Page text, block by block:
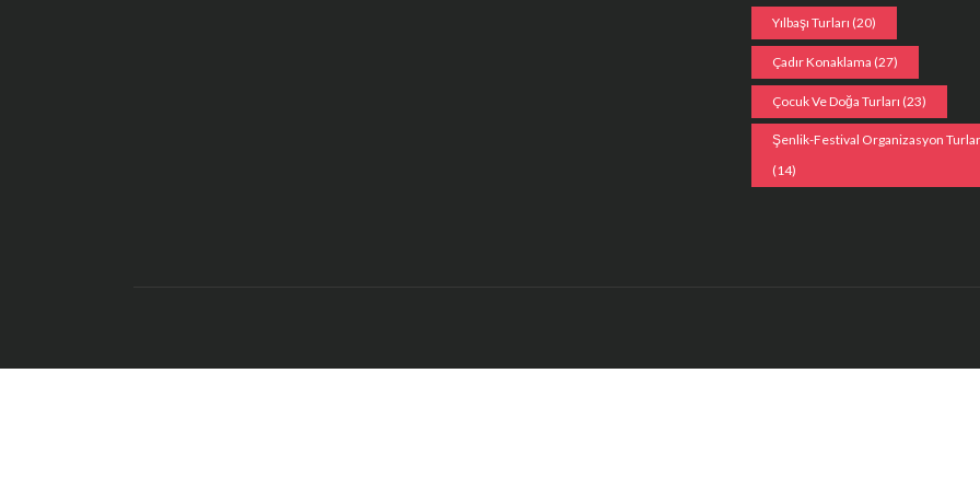
Yılbaşı Turları (20)
Çadır Konaklama (27)
Çocuk Ve Doğa Turları (23)
Şenlik-Festival Organizasyon
(14)